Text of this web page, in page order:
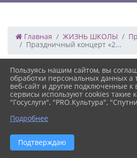
Главная ЖИЗНЬ ШКОЛЫ
Праздничный концерт «2...
18.03.2024 19:58
ПРАЗДНИЧНЫЙ
Пользуясь нашим сайтом, вы
обработки персональных данных а
веб-сайт и другие подключенные к
сервисы используют cookies такие
"Госуслуги", "PRO.Культура",
Подробнее
Подтверждаю